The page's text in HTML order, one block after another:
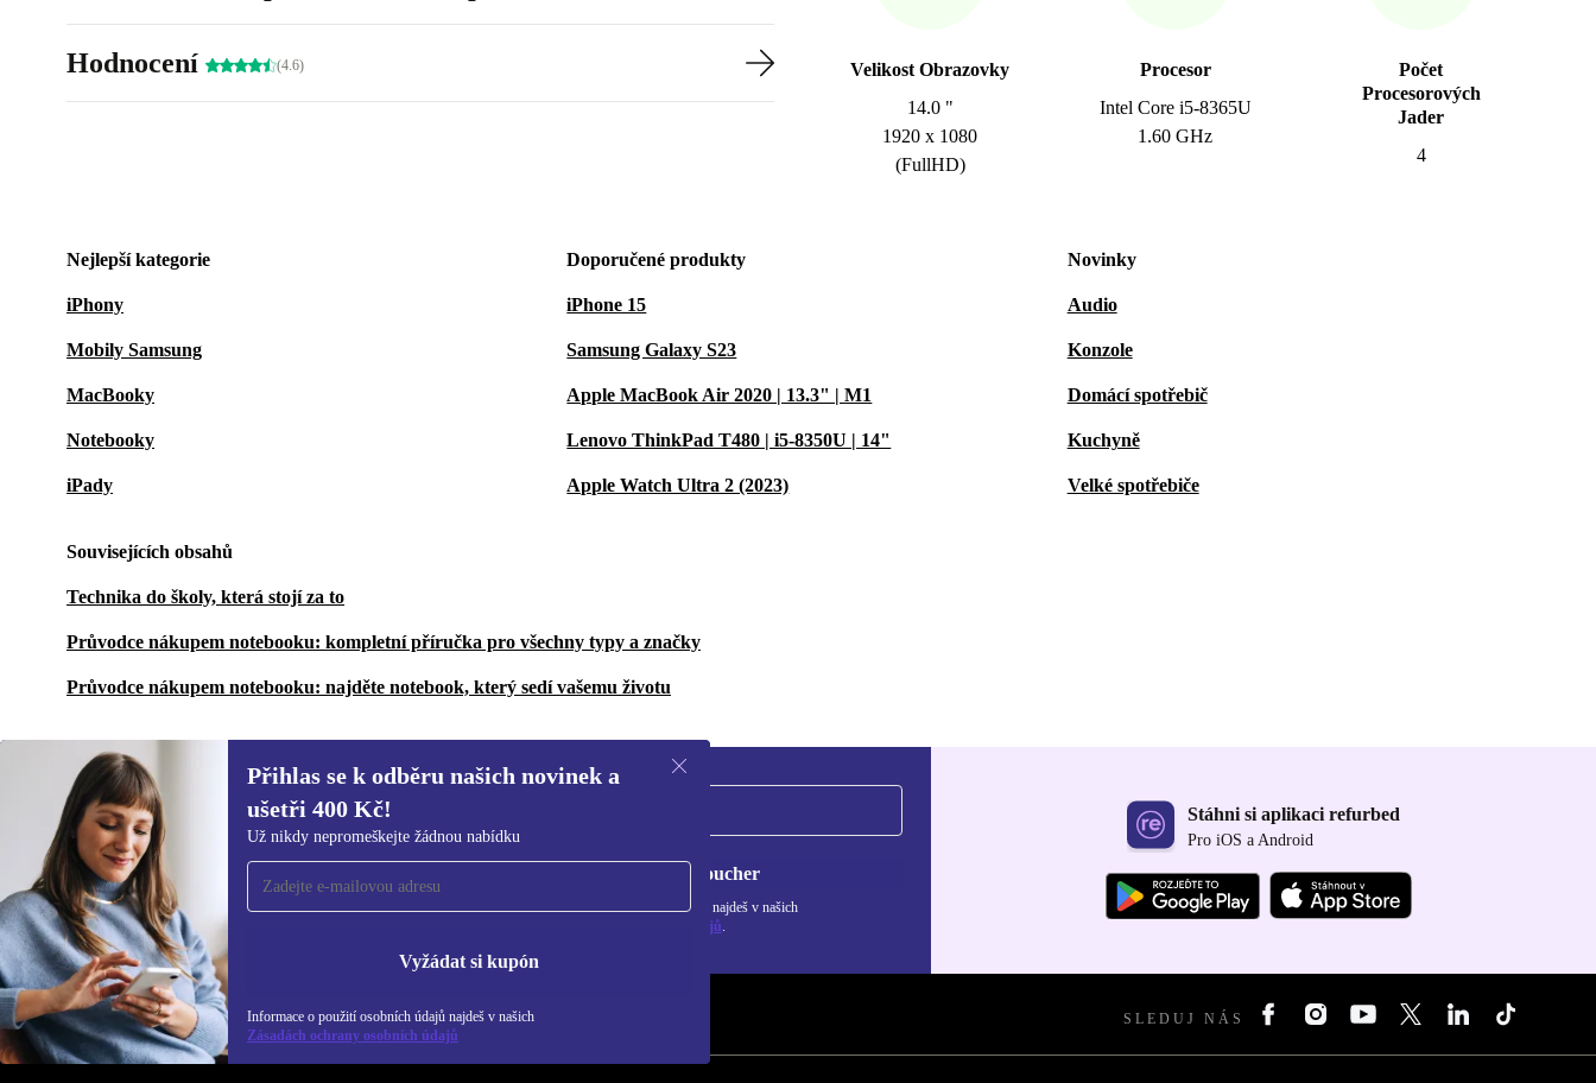
Velikost Obrazovky
14.0 "
1920 x 1080
(FullHD)
Procesor
Intel Core i5-8365U
1.60 GHz
Počet
Procesorových
Jader
4
Hodnocení (4.6)
Nejlepší kategorie
iPhony
Mobily Samsung
MacBooky
Notebooky
iPady
Doporučené produkty
iPhone 15
Samsung Galaxy S23
Apple MacBook Air 2020 | 13.3" | M1
Lenovo ThinkPad T480 | i5-8350U | 14"
Apple Watch Ultra 2 (2023)
Novinky
Audio
Konzole
Domácí spotřebič
Kuchyně
Velké spotřebiče
Souvisejících obsahů
Technika do školy, která stojí za to
Průvodce nákupem notebooku: kompletní příručka pro všechny typy a značky
Průvodce nákupem notebooku: najděte notebook, který sedí vašemu životu
Přihlas se k odběru našich novinek a
ušetři 400 Kč!
Už nikdy nepromeškejte žádnou nabídku
Vyžádat si kupón
Informace o použití osobních údajů najdeš v našich
Zásadách ochrany osobních údajů
Přihlas se k odběru našich novinek a
ušetři 400 Kč!
Už nikdy nepromeškej žádnou nabídku.
Chci voucher
Informace o použití osobních údajů najdeš v našich
Zásadách ochrany osobních údajů.
Stáhni si aplikaci refurbed
Pro iOS a Android
REFURBED ČESKO - RETHINK NEW. SLEDUJ NÁS